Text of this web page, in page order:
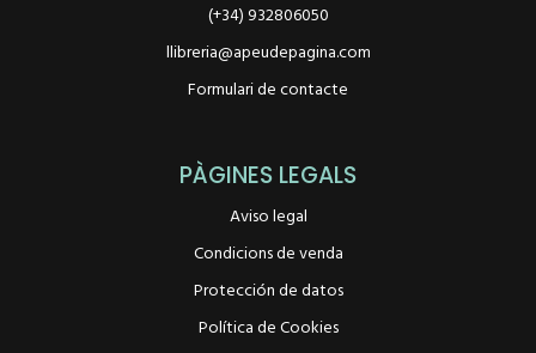
(+34) 932806050
llibreria@apeudepagina.com
Formulari de contacte
PÀGINES LEGALS
Aviso legal
Condicions de venda
Protección de datos
Política de Cookies